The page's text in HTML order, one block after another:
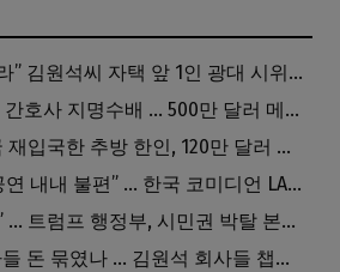
[화제] “내 돈 갚아라” 김원석씨 자택 앞 1인 광대 시위 … 한인 투자사, “108만 달러 못받아”
연방 당국, LA 한인 간호사 지명수배 … 500만 달러 메디캐어 사기, 선고 직전 한국 도주
위조여권으로 미국 재입국한 추방 한인, 120만 달러 은행 사기 행각
“170달러 냈는데 공연 내내 불편” … 한국 코미디언 LA공연, 음향 불량에 외모 비하 개그 논란
“이제 시작에 불과” … 트럼프 행정부, 시민권 박탈 본격화
[속보] 한인 투자자들 돈 묶였나 … 김원석 회사들 챕터7 강제파산·자진파산 잇따라 신청